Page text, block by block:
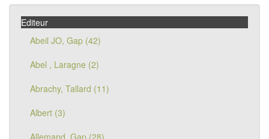
Editeur
Abeil JO, Gap (42)
Abel , Laragne (2)
Abrachy, Tallard (11)
Albert (3)
Allemand, Gap (28)